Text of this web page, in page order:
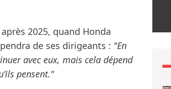
2025, quand Honda
de ses dirigeants : "En
avec eux, mais cela dépend
pensent."